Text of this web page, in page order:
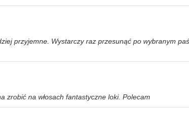
przyjemne. Wystarczy raz przesunąć po wybranym
zrobić na włosach fantastyczne loki. Polecam